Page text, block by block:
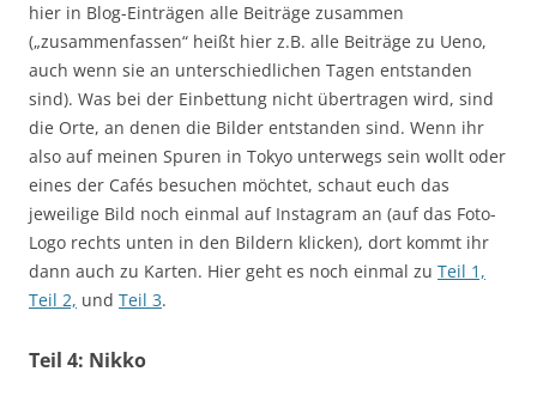
hier in Blog-Einträgen alle Beiträge zusammen
(„zusammenfassen“ heißt hier z.B. alle Beiträge zu Ueno,
auch wenn sie an unterschiedlichen Tagen entstanden
sind). Was bei der Einbettung nicht übertragen wird, sind
die Orte, an denen die Bilder entstanden sind. Wenn ihr
also auf meinen Spuren in Tokyo unterwegs sein wollt oder
eines der Cafés besuchen möchtet, schaut euch das
jeweilige Bild noch einmal auf Instagram an (auf das Foto-
Logo rechts unten in den Bildern klicken), dort kommt ihr
dann auch zu Karten. Hier geht es noch einmal zu Teil 1,
Teil 2, und Teil 3.
Teil 4: Nikko